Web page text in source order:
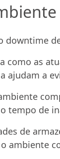
downtime
como as
ajudam a
tempo de
de
ambiente